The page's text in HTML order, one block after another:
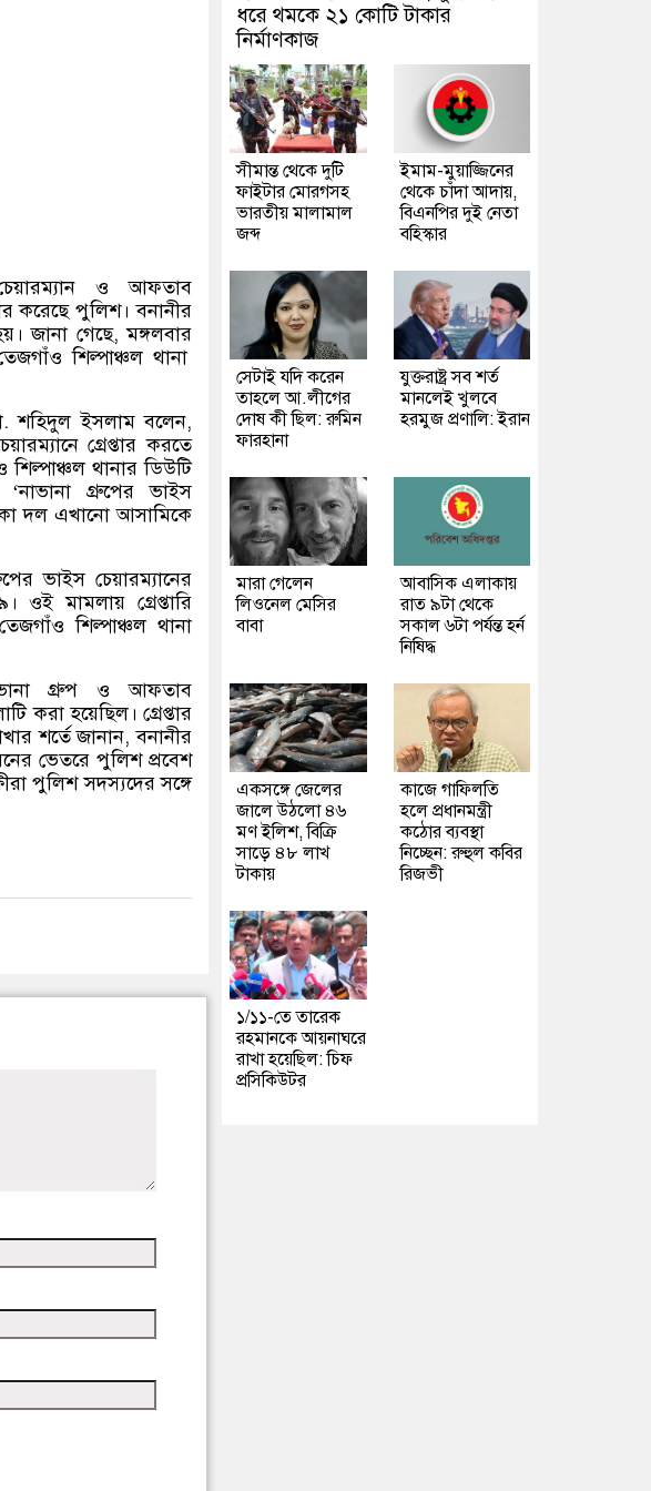
ও আফতাব
করেছে পুলিশ। বনানীর
জানা গেছে,মঙ্গলবার
শিল্পাঞ্চল থানা
.শহিদুল ইসলাম বলেন,
গ্রেপ্তার করতে
থানার ডিউটি
‘নাভানা গ্রুপের ভাইস
দল এখানো আসামিকে
ভাইস চেয়ারম্যানের
ওই মামলায় গ্রেপ্তারি
শিল্পাঞ্চল থানা
গ্রুপ ও আফতাব
করা হয়েছিল। গ্রেপ্তার
শর্তে জানান,বনানীর
ভেতরে পুলিশ প্রবেশ
পুলিশ সদস্যদের সঙ্গে
ধরে থমকে ২১ কোটি টাকার
নির্মাণকাজ
সীমান্ত থেকে দুটি
ফাইটার মোরগসহ
ভারতীয় মালামাল
জব্দ
ইমাম-মুয়াজ্জিনের
থেকে চাঁদা আদায়,
বিএনপির দুই নেতা
বহিস্কার
সেটাই যদি করেন
তাহলে আ.লীগের
দোষ কী ছিল: রুমিন
ফারহানা
যুক্তরাষ্ট্র সব শর্ত
মানলেই খুলবে
হরমুজ প্রণালি: ইরান
মারা গেলেন
লিওনেল মেসির
বাবা
আবাসিক এলাকায়
রাত ৯টা থেকে
সকাল ৬টা পর্যন্ত হর্ন
নিষিদ্ধ
একসঙ্গে জেলের
জালে উঠলো ৪৬
মণ ইলিশ, বিক্রি
সাড়ে ৪৮ লাখ
টাকায়
কাজে গাফিলতি
হলে প্রধানমন্ত্রী
কঠোর ব্যবস্থা
নিচ্ছেন: রুহুল কবির
রিজভী
১/১১-তে তারেক
রহমানকে আয়নাঘরে
রাখা হয়েছিল: চিফ
প্রসিকিউটর